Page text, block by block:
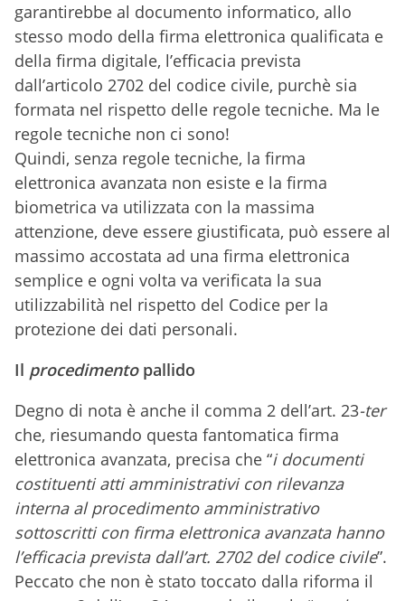
garantirebbe al documento informatico, allo
stesso modo della firma elettronica qualificata e
della firma digitale, l’efficacia prevista
dall’articolo 2702 del codice civile, purchè sia
formata nel rispetto delle regole tecniche. Ma le
regole tecniche non ci sono!
Quindi, senza regole tecniche, la firma
elettronica avanzata non esiste e la firma
biometrica va utilizzata con la massima
attenzione, deve essere giustificata, può essere al
massimo accostata ad una firma elettronica
semplice e ogni volta va verificata la sua
utilizzabilità nel rispetto del Codice per la
protezione dei dati personali.
Il procedimentopallido
Degno di nota è anche il comma 2 dell’art. 23-ter
che, riesumando questa fantomatica firma
elettronica avanzata, precisa che “i documenti
costituenti atti amministrativi con rilevanza
interna al procedimento amministrativo
sottoscritti con firma elettronica avanzata hanno
l’efficacia prevista dall’art. 2702 del codice civile”.
Peccato che non è stato toccato dalla riforma il